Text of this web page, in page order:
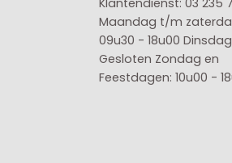
Maandag t/m
09u30 - 18u00
Gesloten Zondag en
Feestdagen: 10u00 -